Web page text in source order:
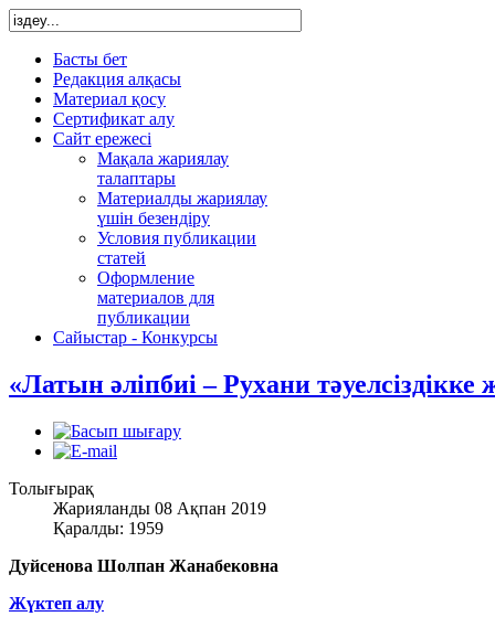
Басты бет
Редакция алқасы
Материал қосу
Сертификат алу
Сайт ережесі
Мақала жариялау
талаптары
Материалды жариялау
үшін безендіру
Условия публикации
статей
Оформление
материалов для
публикации
Сайыстар - Конкурсы
«Латын әліпбиі – Рухани
Толығырақ
Жарияланды 08 Ақпан 2019
Қаралды: 1959
Дуйсенова Шолпан Жанабековна
Жүктеп алу